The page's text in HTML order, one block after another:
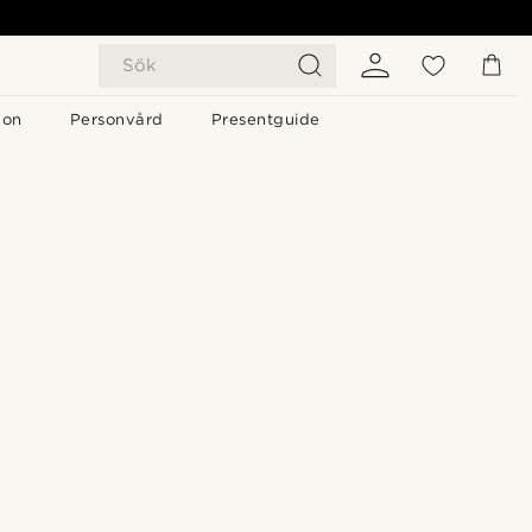
Sök
Personvård Presentguide